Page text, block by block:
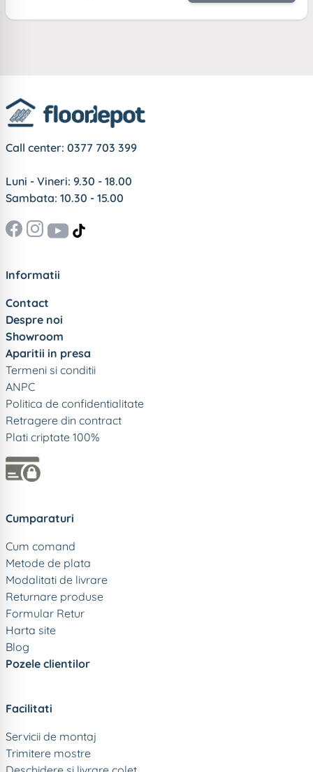
Call center: 0377 703 399
Luni - Vineri: 9.30 - 18.00
Sambata: 10.30 - 15.00
Informatii
Contact
Despre noi
Showroom
Aparitii in presa
Termeni si conditii
ANPC
Politica de confidentialitate
Retragere din contract
Plati criptate 100%
Cumparaturi
Cum comand
Metode de plata
Modalitati de livrare
Returnare produse
Formular Retur
Harta site
Blog
Pozele clientilor
Facilitati
Servicii de montaj
Trimitere mostre